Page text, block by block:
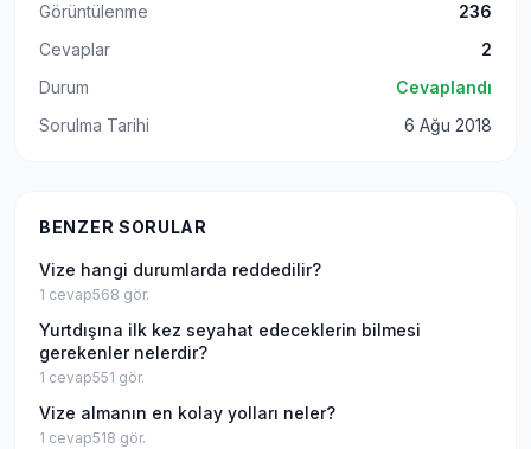
Görüntülenme
236
Cevaplar
2
Durum
Cevaplandı
Sorulma Tarihi
6 Ağu 2018
BENZER SORULAR
Vize hangi durumlarda reddedilir?
1 cevap568 gör.
Yurtdışına ilk kez seyahat edeceklerin bilmesi
gerekenler nelerdir?
1 cevap551 gör.
Vize almanın en kolay yolları neler?
1 cevap518 gör.